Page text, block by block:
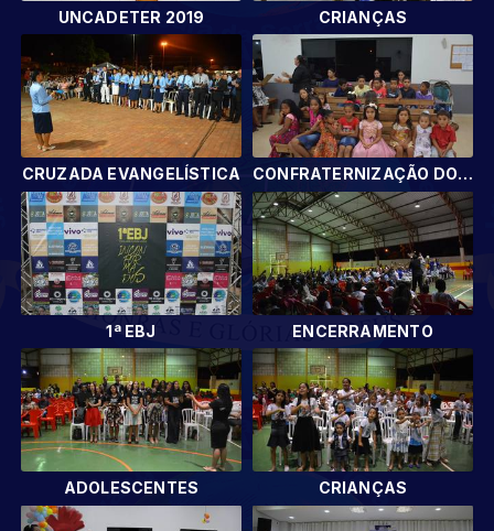
UNCADETER 2019 CRIANÇAS
CRUZADA EVANGELÍSTICA CONFRATERNIZAÇÃO DOS DEPARTAMENTOS
1ª EBJ ENCERRAMENTO
ADOLESCENTES CRIANÇAS